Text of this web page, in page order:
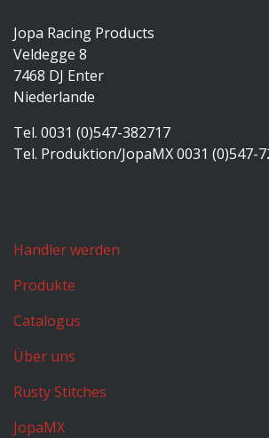
Jopa Racing Products
Veldegge 8
7468 DJ Enter
Niederlande
Tel. 0031 (0)547-382717
Tel. Produktion/JopaMX 0031 (0)547-
Handler werden
Produkte
Catalogus
Über uns
Rusty Stitches
JopaMX